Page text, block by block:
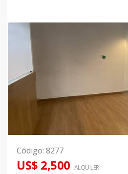
Código: 8277
US$ 2,500 ALQUILER